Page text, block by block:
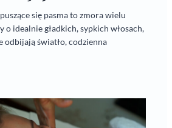
się pasma to zmora wielu
o idealnie gładkich, sypkich włosach,
odbijają światło, codzienna